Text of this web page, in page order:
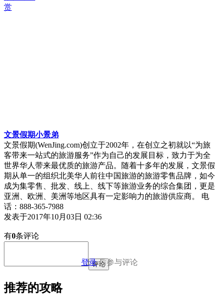
赏
文景假期小景弟
文景假期(WenJing.com)创立于2002年，在创立之初就以“为旅
客带来一站式的旅游服务”作为自己的发展目标，致力于为全
世界华人带来最优质的旅游产品。随着十多年的发展，文景假
期从单一的组织北美华人前往中国旅游的旅游零售品牌，如今
成为集零售、批发、线上、线下等旅游业务的综合集团，更是
亚洲、欧洲、美洲等地区具有一定影响力的旅游供应商。 电
话：888-365-7988
发表于2017年10月03日 02:36
有0条评论
登录后参与评论
评论
推荐的攻略